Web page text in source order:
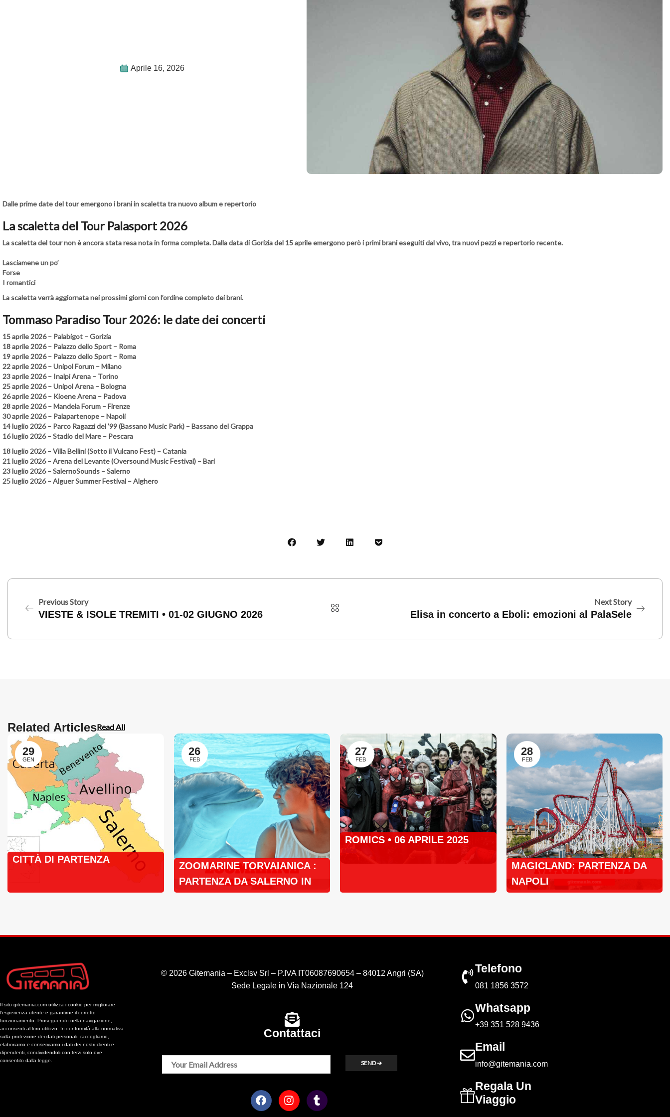
Aprile 16, 2026
Dalle prime date del tour emergono i brani in scaletta tra nuovo album e repertorio
La scaletta del Tour Palasport 2026
La scaletta del tour non è ancora stata resa nota in forma completa. Dalla data di Gorizia del 15 aprile emergono però i primi brani eseguiti dal vivo, tra nuovi pezzi e repertorio recente.
Lasciamene un po’
Forse
I romantici
La scaletta verrà aggiornata nei prossimi giorni con l’ordine completo dei brani.
Tommaso Paradiso Tour 2026: le date dei concerti
15 aprile 2026 – Palabigot – Gorizia
18 aprile 2026 – Palazzo dello Sport – Roma
19 aprile 2026 – Palazzo dello Sport – Roma
22 aprile 2026 – Unipol Forum – Milano
23 aprile 2026 – Inalpi Arena – Torino
25 aprile 2026 – Unipol Arena – Bologna
26 aprile 2026 – Kioene Arena – Padova
28 aprile 2026 – Mandela Forum – Firenze
30 aprile 2026 – Palapartenope – Napoli
14 luglio 2026 – Parco Ragazzi del ’99 (Bassano Music Park) – Bassano del Grappa
16 luglio 2026 – Stadio del Mare – Pescara
18 luglio 2026 – Villa Bellini (Sotto il Vulcano Fest) – Catania
21 luglio 2026 – Arena del Levante (Oversound Music Festival) – Bari
23 luglio 2026 – SalernoSounds – Salerno
25 luglio 2026 – Alguer Summer Festival – Alghero
Previous Story
VIESTE & ISOLE TREMITI • 01-02 GIUGNO 2026
Next Story
Elisa in concerto a Eboli: emozioni al PalaSele
Related ArticlesRead All
29
GEN
CITTÀ DI PARTENZA
26
FEB
ZOOMARINE TORVAIANICA :
PARTENZA DA SALERNO IN
27
FEB
ROMICS • 06 APRILE 2025
28
FEB
MAGICLAND: PARTENZA DA
NAPOLI
Il sito gitemania.com utilizza i cookie per migliorare
l’esperienza utente e garantirne il corretto
funzionamento. Proseguendo nella navigazione,
acconsenti al loro utilizzo. In conformità alla normativa
sulla protezione dei dati personali, raccogliamo,
elaboriamo e conserviamo i dati dei nostri clienti e
dipendenti, condividendoli con terzi solo ove
consentito dalla legge.
© 2026 Gitemania – Exclsv Srl – P.IVA IT06087690654 – 84012 Angri (SA)
Sede Legale in Via Nazionale 124
Contattaci
Telefono
081 1856 3572
Whatsapp
+39 351 528 9436
Email
info@gitemania.com
Regala Un
Viaggio